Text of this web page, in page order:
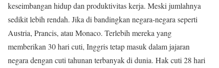
keseimbangan hidup dan produktivitas kerja. Meski jumlahnya
sedikit lebih rendah. Jika di bandingkan negara-negara seperti
Austria, Prancis, atau Monaco. Terlebih mereka yang
memberikan 30 hari cuti, Inggris tetap masuk dalam jajaran
negara dengan cuti tahunan terbanyak di dunia. Hak cuti 28 hari